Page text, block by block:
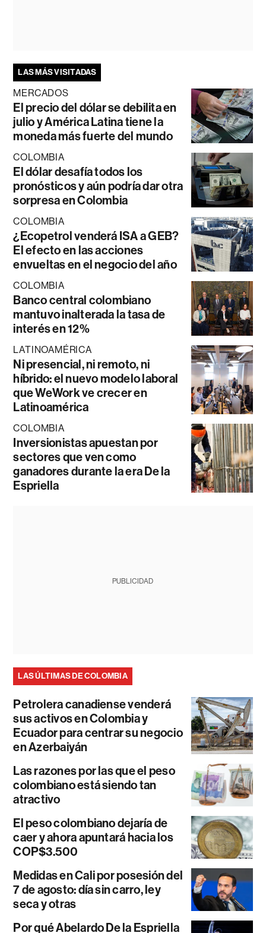
LAS MÁS VISITADAS
MERCADOS
El precio del dólar se debilita en
julio y América Latina tiene la
moneda más fuerte del mundo
COLOMBIA
El dólar desafía todos los
pronósticos y aún podría dar otra
sorpresa en Colombia
COLOMBIA
¿Ecopetrol venderá ISA a GEB?
El efecto en las acciones
envueltas en el negocio del año
COLOMBIA
Banco central colombiano
mantuvo inalterada la tasa de
interés en 12%
LATINOAMÉRICA
Ni presencial, ni remoto, ni
híbrido: el nuevo modelo laboral
que WeWork ve crecer en
Latinoamérica
COLOMBIA
Inversionistas apuestan por
sectores que ven como
ganadores durante la era De la
Espriella
PUBLICIDAD
LAS ÚLTIMAS DE COLOMBIA
Petrolera canadiense venderá
sus activos en Colombia y
Ecuador para centrar su negocio
en Azerbaiyán
Las razones por las que el peso
colombiano está siendo tan
atractivo
El peso colombiano dejaría de
caer y ahora apuntará hacia los
COP$3.500
Medidas en Cali por posesión del
7 de agosto: día sin carro, ley
seca y otras
Por qué Abelardo De la Espriella